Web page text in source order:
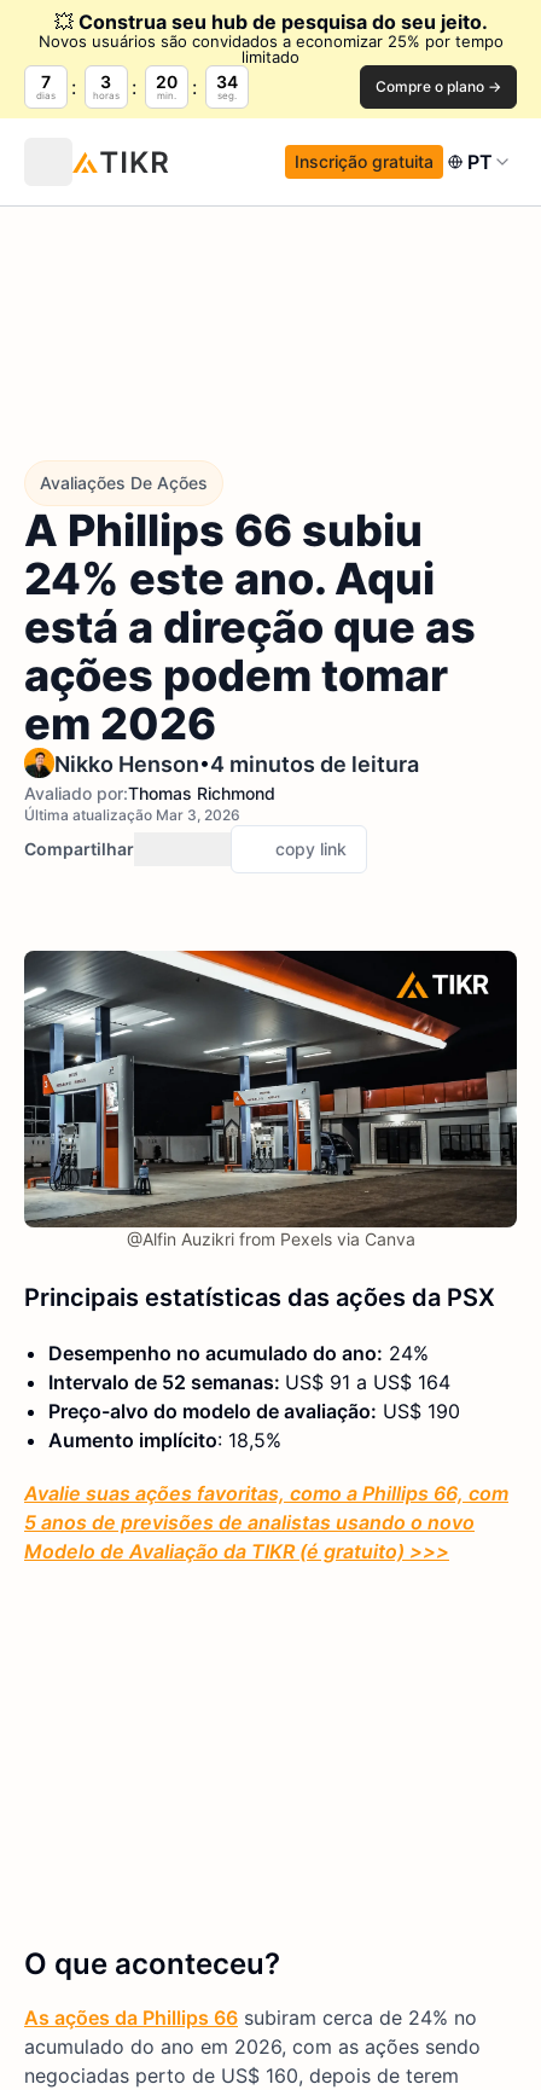
💥 Construa seu hub de pesquisa do seu jeito.
Novos usuários são convidados a economizar 25% por tempo
limitado
7
dias
3
horas
20
min.
34
seg. Compre o plano →
Inscrição gratuita PT
Avaliações De Ações
A Phillips 66 subiu
24% este ano. Aqui
está a direção que as
ações podem tomar
em 2026
Nikko Henson•4 minutos de leitura
Avaliado por:Thomas Richmond
Última atualização Mar 3, 2026
Compartilhar copy link
@Alfin Auzikri from Pexels via Canva
Principais estatísticas das ações da PSX
Desempenho no acumulado do ano: 24%
Intervalo de 52 semanas: US$ 91 a US$ 164
Preço-alvo do modelo de avaliação: US$ 190
Aumento implícito: 18,5%
Avalie suas ações favoritas, como a Phillips 66, com
5 anos de previsões de analistas usando o novo
Modelo de Avaliação da TIKR (é gratuito) >>>
O que aconteceu?
As ações da Phillips 66 subiram cerca de 24% no
acumulado do ano em 2026, com as ações sendo
negociadas perto de US$ 160, depois de terem